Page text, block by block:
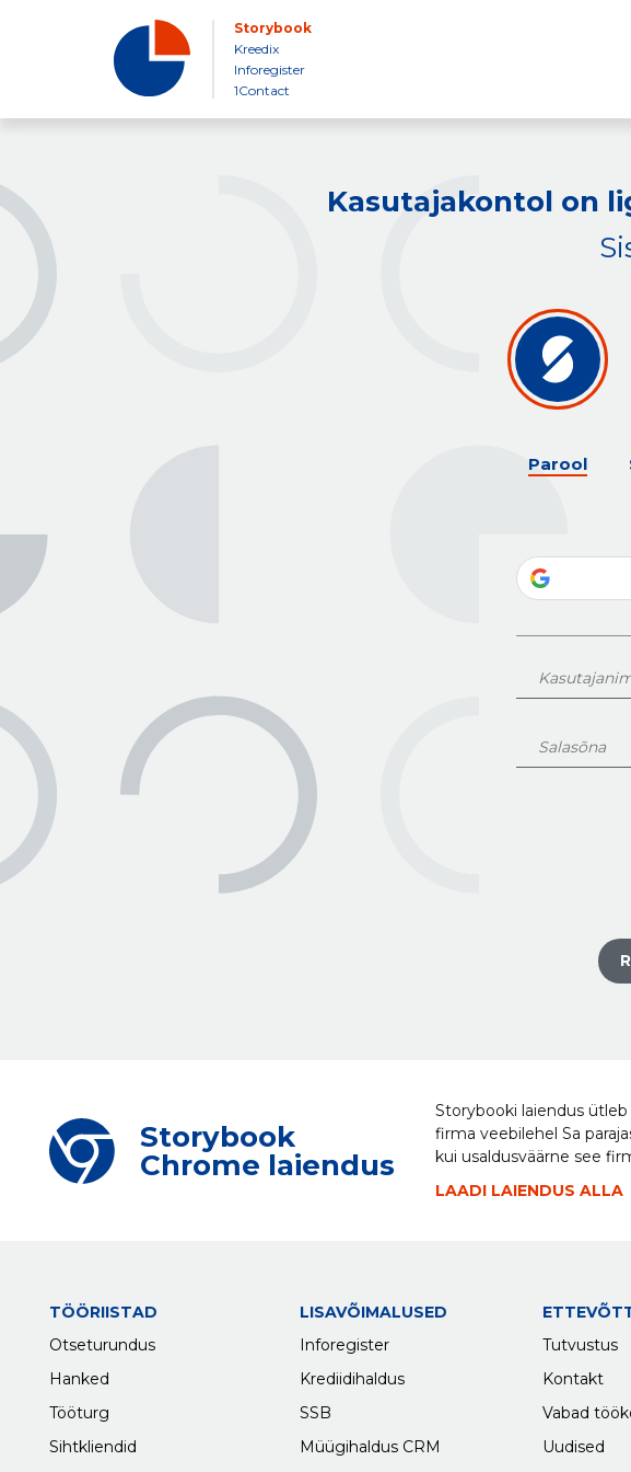
Storybook
Kreedix
Inforegister
1Contact
Kasutajakontol on
Parool
Storybook
Chrome laiendus
Storybooki laiendus ütleb
firma veebilehel Sa
kui usaldusväärne see
LAADI LAIENDUS ALLA
TÖÖRIISTAD
Otseturundus
Hanked
Tööturg
Sihtkliendid
LISAVÕIMALUSED
Inforegister
Krediidihaldus
SSB
Müügihaldus CRM
Tutvustus
Kontakt
Vabad
Uudised